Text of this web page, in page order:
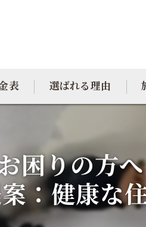
表 選ばれる理由
困りの方
：健康な